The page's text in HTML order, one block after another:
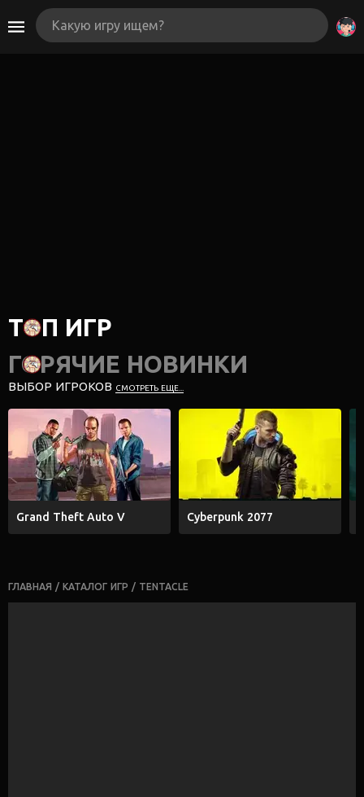
ТОП ИГР
ГОРЯЧИЕ НОВИНКИ
ВЫБОР ИГРОКОВ СМОТРЕТЬ ЕЩЕ...
Grand Theft Auto V Cyberpunk 2077
ГЛАВНАЯ / КАТАЛОГ ИГР / TENTACLE